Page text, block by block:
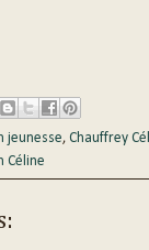
jeunesse, Chauffrey
Céline